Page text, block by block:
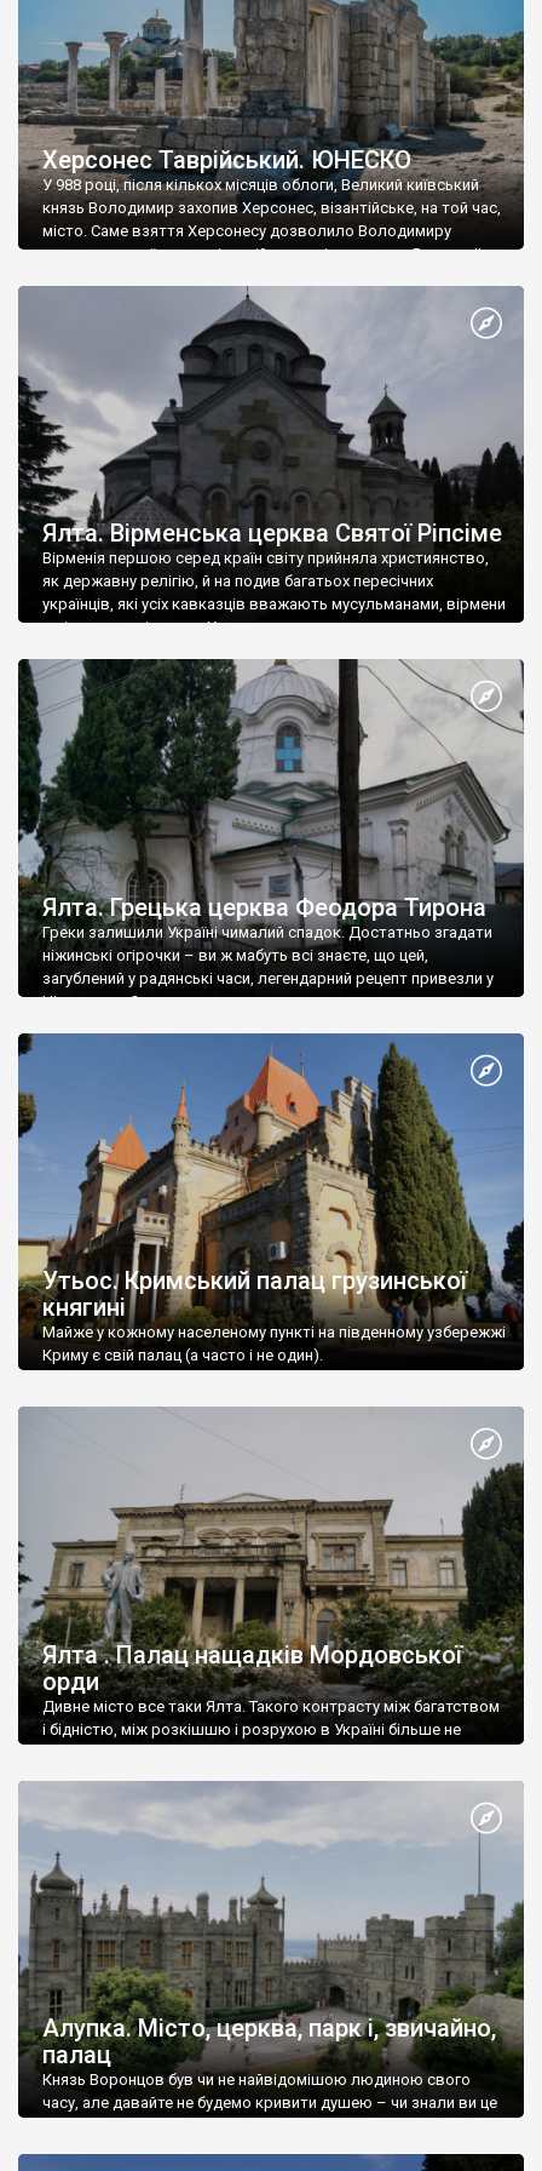
Херсонес Таврійський. ЮНЕСКО
У 988 році, після кількох місяців облоги, Великий київський
князь Володимир захопив Херсонес, візантійське, на той час,
місто. Саме взяття Херсонесу дозволило Володимиру
диктувати свої умови візантійському імператору Василю ІІ, та
Херсонесі Володимир-язичник, став Василем-християнином.
А потім було Хрещення Русі. На честь Херсонесу Таврійського
Ялта. Вірменська церква Святої Ріпсіме
Вірменія першою серед країн світу прийняла християнство,
як державну релігію, й на подив багатьох пересічних
українців, які усіх кавказців вважають мусульманами, вірмени
є відданими вірянами Христа
Ялта. Грецька церква Феодора Тирона
Греки залишили Україні чималий спадок. Достатньо згадати
ніжинські огірочки – ви ж мабуть всі знаєте, що цей,
загублений у радянські часи, легендарний рецепт привезли у
Ніжин греки?
Утьос. Кримський палац грузинської
княгині
Майже у кожному населеному пункті на південному узбережжі
Криму є свій палац (а часто і не один).
Ялта . Палац нащадків Мордовської
орди
Дивне місто все таки Ялта. Такого контрасту між багатством
і бідністю, між розкішшю і розрухою в Україні більше не
Алупка. Місто, церква, парк і, звичайно,
палац
Князь Воронцов був чи не найвідомішою людиною свого
часу, але давайте не будемо кривити душею – чи знали ви це